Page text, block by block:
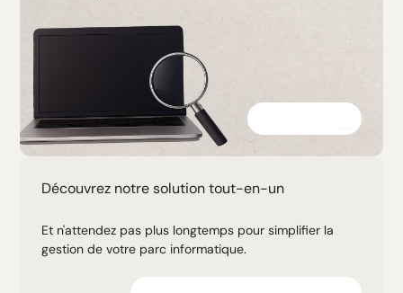
Découvrez notre solution tout-en-un
Et n'attendez pas plus longtemps pour simplifier la
gestion de votre parc informatique.